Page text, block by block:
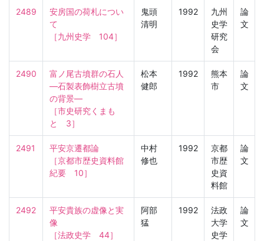
2489
安房国の荷札につい
て
［九州史学　104］
鬼頭
清明
1992
九州
史学
研究
会
論
文
2490
富ノ尾古墳群の石人
—石製表飾樹立古墳
の背景—
［市史研究くまも
と　3］
松本
健郎
1992
熊本
市
論
文
2491
平安京遷都論
［京都市歴史資料館
紀要　10］
中村
修也
1992
京都
市歴
史資
料館
論
文
2492
平安貴族の虚像と実
像
［法政史学　44］
阿部
猛
1992
法政
大学
史学
論
文